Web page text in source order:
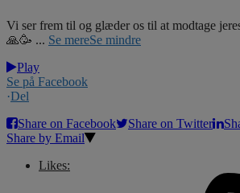
Vi ser frem til og glæder os til at modtage
🙏🥳 ... Se mereSe mindre
Play
Se på Facebook
·Del
Share on Facebook
Share on Twitter
Share by Email
Likes: